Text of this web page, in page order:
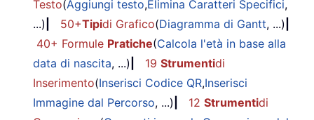
Testo(Aggiungi testo,Elimina Caratteri Specifici,
...)
50+Tipidi Grafico(Diagramma di Gantt, ...)
40+ Formule Pratiche(Calcola l'età in base alla
data di nascita, ...) 19 Strumentidi
Inserimento(Inserisci Codice QR,Inserisci
Immagine dal Percorso, ...) 12 Strumentidi